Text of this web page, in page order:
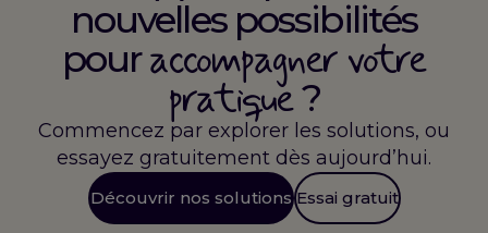
nouvelles possibilités
pouraccompagner votre
pratique?
Commencez par explorer les solutions, ou
essayez gratuitement dès aujourd’hui.
Découvrir nos solutions Essai gratuit